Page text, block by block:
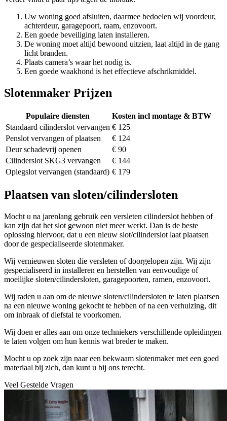
Uw woning goed afsluiten, daarmee bedoelen wij voordeur,
achterdeur, garagepoort, raam, enzovoort.
Een goede beveiliging laten installeren.
De woning moet altijd bewoond uitzien, laat altijd in de gang
licht branden.
Plaats camera’s waar het nodig is.
Een goede waakhond is het effectieve afschrikmiddel.
Slotenmaker Prijzen
Populaire diensten
Kosten incl montage & BTW
Standaard cilinderslot vervangen € 125
Penslot vervangen of plaatsen
€ 124
Deur schadevrij openen
€ 90
Cilinderslot SKG3 vervangen
€ 144
Oplegslot vervangen (standaard) € 179
Plaatsen van sloten/cilindersloten
Mocht u na jarenlang gebruik een versleten cilinderslot hebben of
kan zijn dat het slot gewoon niet meer werkt. Dan is de beste
oplossing hiervoor, dat u een nieuw slot/cilinderslot laat plaatsen
door de gespecialiseerde slotenmaker.
Wij vernieuwen sloten die versleten of doorgelopen zijn. Wij zijn
gespecialiseerd in installeren en herstellen van eenvoudige of
moeilijke sloten/cilindersloten, garagepoorten, ramen, enzovoort.
Wij raden u aan om de nieuwe sloten/cilindersloten te laten plaatsen
na een nieuwe woning gekocht te hebben of na een verhuizing, dit
om inbraak of diefstal te voorkomen.
Wij doen er alles aan om onze techniekers verschillende opleidingen
te laten volgen om hun kennis wat breder te maken.
Mocht u op zoek zijn naar een bekwaam slotenmaker met een goed
materiaal bij zich, dan kunt u bij ons terecht.
Veel Gestelde Vragen